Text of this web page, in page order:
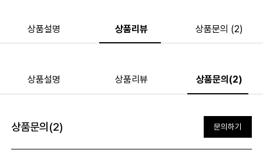
상품설명 상품리뷰 상품문의 (2)
상품설명 상품리뷰 상품문의(2)
상품문의(2) 문의하기